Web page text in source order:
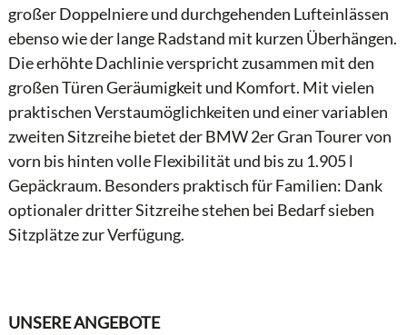
großer Doppelniere und durchgehenden Lufteinlässen
ebenso wie der lange Radstand mit kurzen Überhängen.
Die erhöhte Dachlinie verspricht zusammen mit den
großen Türen Geräumigkeit und Komfort. Mit vielen
praktischen Verstaumöglichkeiten und einer variablen
zweiten Sitzreihe bietet der BMW 2er Gran Tourer von
vorn bis hinten volle Flexibilität und bis zu 1.905 l
Gepäckraum. Besonders praktisch für Familien: Dank
optionaler dritter Sitzreihe stehen bei Bedarf sieben
Sitzplätze zur Verfügung.
UNSERE ANGEBOTE